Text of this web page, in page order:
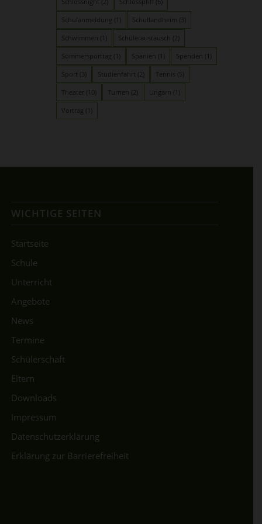
Schulanmeldung (1) Schullandheim (3)
Schwimmen (1) Schüleraustausch (2)
Sommersporttag (1) Spanien (1) Spenden (1)
Sport (3) Studienfahrt (2) Tennis
Theater (10) Turnen (2) Ungarn (1)
Vortrag (1)
WICHTIGE SEITEN
Startseite
Schule
Unterricht
Angebote
News
Termine
Schülerschaft
Eltern
Downloads
Impressum
Datenschutzerklärung
Erklärung zur Barrierefreiheit